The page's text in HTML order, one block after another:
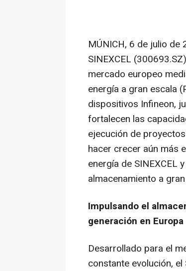
MÚNICH, 6 de julio de
SINEXCEL
mercado europeo
energía a gran escala
dispositivos Infineon,
fortalecen las
ejecución de
hacer crecer aún más
energía de SINEXCEL
almacenamiento a
Impulsando el
generación en Europa
Desarrollado para el
constante evolución, el